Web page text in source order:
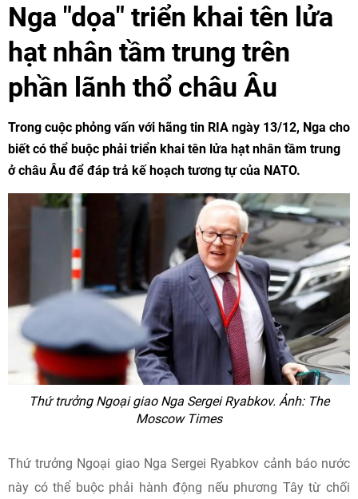
Nga "dọa" triển khai tên lửa
hạt nhân tầm trung trên
phần lãnh thổ châu Âu
Trong cuộc phỏng vấn với hãng tin RIA ngày 13/12, Nga cho
biết có thể buộc phải triển khai tên lửa hạt nhân tầm trung
ở châu Âu để đáp trả kế hoạch tương tự của NATO.
Thứ trưởng Ngoại giao Nga Sergei Ryabkov. Ảnh: The
Moscow Times
Thứ trưởng Ngoại giao Nga Sergei Ryabkov cảnh báo nước
này có thể buộc phải hành động nếu phương Tây từ chối